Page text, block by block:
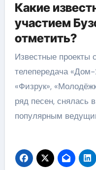
Какие
участием
отметить?
Известные проекты
телепередача
«Физрук»,
ряд песен, снялась
популярным